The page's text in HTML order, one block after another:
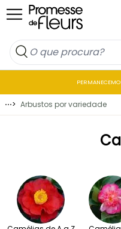
Ir para o Conteúdo
⋯> Arbustos por variedade